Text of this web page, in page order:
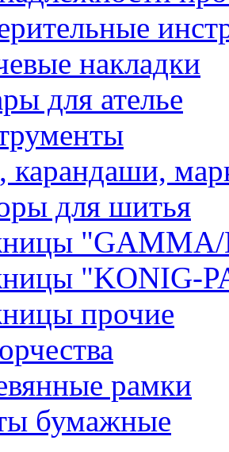
накладки
для ателье
карандаши,
для шитья
"GAMMA/
"KONIG-
прочие
рамки
бумажные